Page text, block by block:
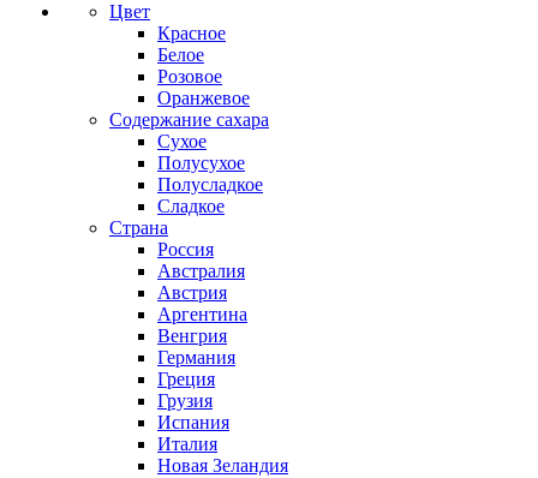
Цвет
Красное
Белое
Розовое
Оранжевое
Содержание сахара
Сухое
Полусухое
Полусладкое
Сладкое
Страна
Россия
Австралия
Австрия
Аргентина
Венгрия
Германия
Греция
Грузия
Испания
Италия
Новая Зеландия